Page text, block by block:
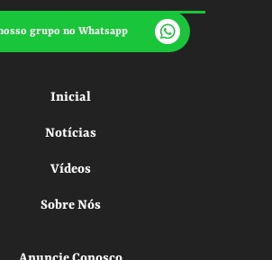
grupo no Whatsapp
Inicial
Notícias
Vídeos
Sobre Nós